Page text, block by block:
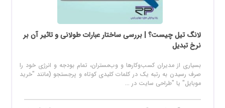
لانگ تیل چیست؟ | بررسی ساختار عبارات طولانی و تاثیر آن بر
نرخ تبدیل
بسیاری از مدیران کسب‌وکارها و وب‌مستران، تمام بودجه و انرژی خود را
صرف رسیدن به رتبه یک در کلمات کلیدی کوتاه و پرجستجو (مانند "خرید
موبایل" یا "طراحی سایت در ...